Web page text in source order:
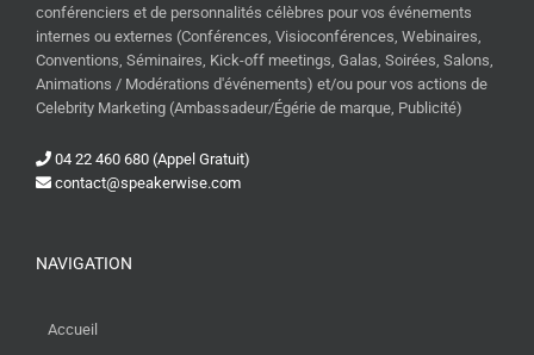
conférenciers et de personnalités célèbres pour vos événements
internes ou externes (Conférences, Visioconférences, Webinaires,
Conventions, Séminaires, Kick-off meetings, Galas, Soirées, Salons,
Animations / Modérations d'événements) et/ou pour vos actions de
Celebrity Marketing (Ambassadeur/Égérie de marque, Publicité)
04 22 460 680 (Appel Gratuit)
contact@speakerwise.com
NAVIGATION
Accueil